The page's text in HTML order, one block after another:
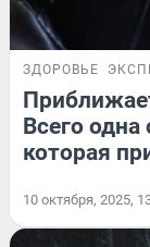
ЗДОРОВЬЕ
Всего
которая
10 октября, 2025,